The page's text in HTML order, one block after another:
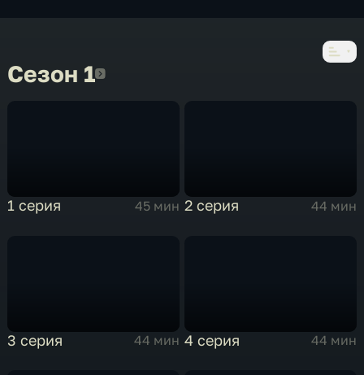
Сезон 1Сезон 1
1 серия 45 мин 2 серия 44 мин
3 серия 44 мин 4 серия 44 мин